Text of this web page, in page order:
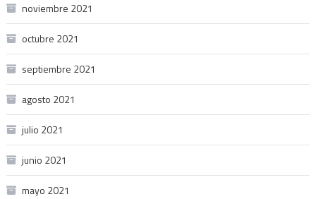
noviembre 2021
octubre 2021
septiembre 2021
agosto 2021
julio 2021
junio 2021
mayo 2021